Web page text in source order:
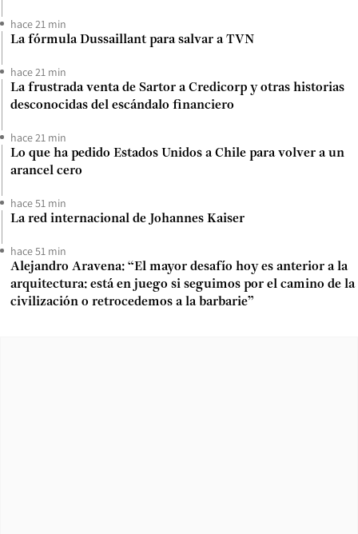
hace 21 min
La fórmula Dussaillant para salvar a TVN
hace 21 min
La frustrada venta de Sartor a Credicorp y otras historias
desconocidas del escándalo financiero
hace 21 min
Lo que ha pedido Estados Unidos a Chile para volver a un
arancel cero
hace 51 min
La red internacional de Johannes Kaiser
hace 51 min
Alejandro Aravena: “El mayor desafío hoy es anterior a la
arquitectura: está en juego si seguimos por el camino de la
civilización o retrocedemos a la barbarie”